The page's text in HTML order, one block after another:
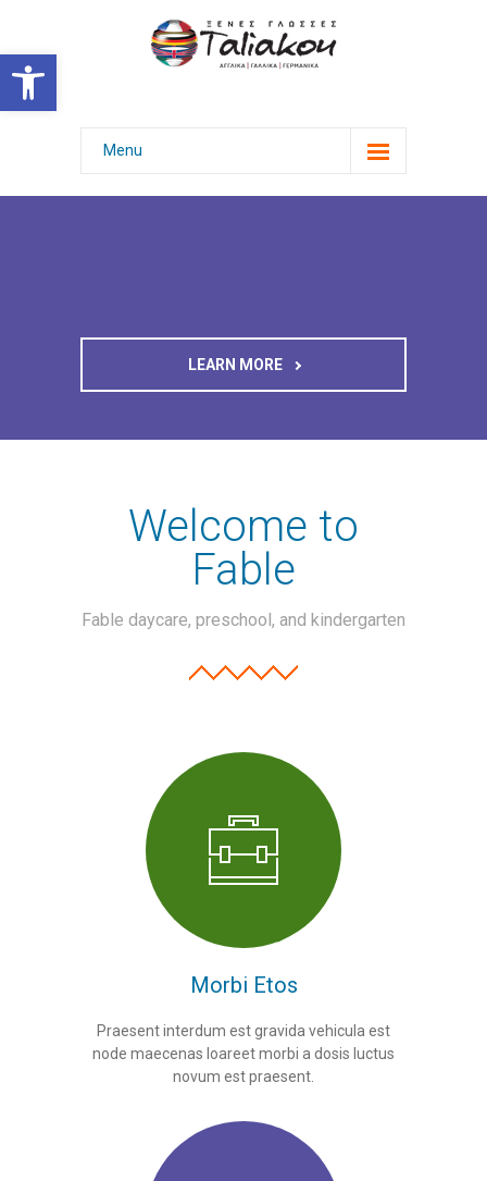
Ανοίξτε τη γραμμή εργαλείων
Menu
Home
Teachers
LEARN MORE
Welcome to
Fable
Fable daycare, preschool, and kindergarten
Morbi Etos
Praesent interdum est gravida vehicula est
node maecenas loareet morbi a dosis luctus
novum est praesent.